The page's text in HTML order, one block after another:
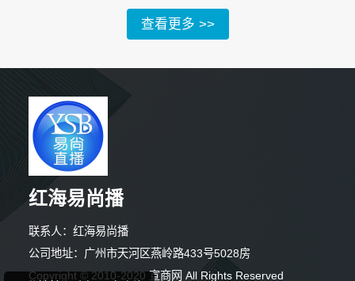
查看更多 >>
红海易尚播
联系人：红海易尚播
公司地址：广州市天河区燕岭路433号5028房
Copyright © 2010-2020 宣商网 All Rights Reserved
6分钟前 廖先生 正在咨询
3分钟前 王小姐 正在咨询